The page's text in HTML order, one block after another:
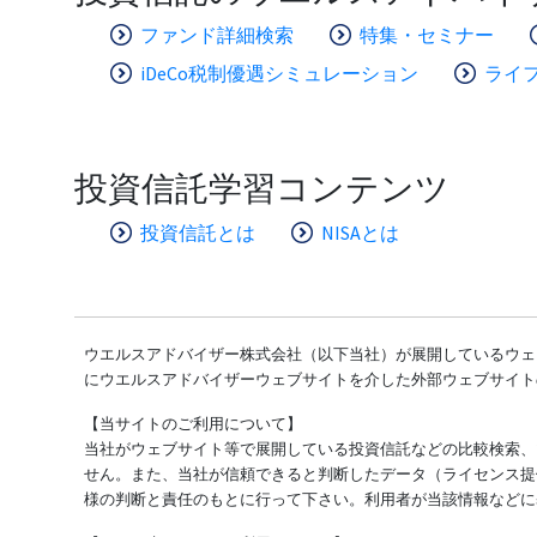
ファンド詳細検索
特集・セミナー
iDeCo税制優遇シミュレーション
ライ
投資信託学習コンテンツ
投資信託とは NISAとは
ウエルスアドバイザー株式会社（以下当社）が展開しているウ
にウエルスアドバイザーウェブサイトを介した外部ウェブサイ
【当サイトのご利用について】
当社がウェブサイト等で展開している投資信託などの比較検索
せん。また、当社が信頼できると判断したデータ（ライセンス
様の判断と責任のもとに行って下さい。利用者が当該情報など